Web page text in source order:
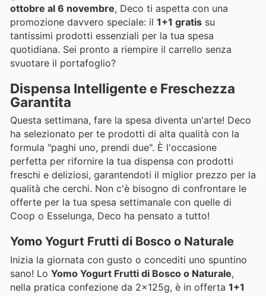
ottobre al 6 novembre, Deco ti aspetta con una
promozione davvero speciale: il 1+1 gratis su
tantissimi prodotti essenziali per la tua spesa
quotidiana. Sei pronto a riempire il carrello senza
svuotare il portafoglio?
Dispensa Intelligente e Freschezza
Garantita
Questa settimana, fare la spesa diventa un'arte! Deco
ha selezionato per te prodotti di alta qualità con la
formula "paghi uno, prendi due". È l'occasione
perfetta per rifornire la tua dispensa con prodotti
freschi e deliziosi, garantendoti il miglior prezzo per la
qualità che cerchi. Non c'è bisogno di confrontare le
offerte per la tua spesa settimanale con quelle di
Coop o Esselunga, Deco ha pensato a tutto!
Yomo Yogurt Frutti di Bosco o Naturale
Inizia la giornata con gusto o concediti uno spuntino
sano! Lo Yomo Yogurt Frutti di Bosco o Naturale,
nella pratica confezione da 2x125g, è in offerta 1+1